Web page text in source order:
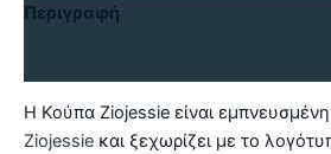
Περιγραφή
Η Κούπα Ziojessie είναι
Ziojessie και ξεχωρίζει με το